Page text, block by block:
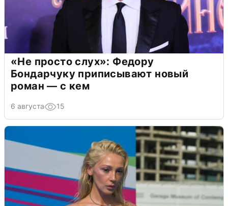
«Не просто слух»: Федору
Бондарчуку приписывают новый
роман — с кем
6 августа 15